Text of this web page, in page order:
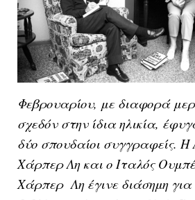
Φεβρουαρίου, με διαφορά
σχεδόν στην ίδια ηλικία,
δύο σπουδαίοι συγγραφείς. Η
Χάρπερ Λη και ο Ιταλός
Χάρπερ Λη έγινε διάσημη για